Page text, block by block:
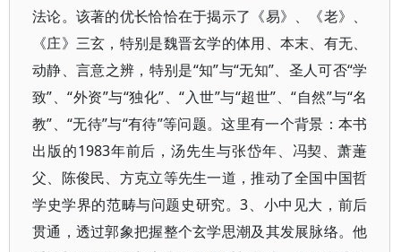
法论。该著的优长恰恰在于揭示了《易》、《老》、
《庄》三玄，特别是魏晋玄学的体用、本末、有无、
动静、言意之辨，特别是“知”与“无知”、圣人可否“学
致”、“外资”与“独化”、“入世”与“超世”、“自然”与“名
教”、“无待”与“有待”等问题。这里有一个背景：本书
出版的1983年前后，汤先生与张岱年、冯契、萧萐
父、陈俊民、方克立等先生一道，推动了全国中国哲
学史学界的范畴与问题史研究。3、小中见大，前后
贯通，透过郭象把握整个玄学思潮及其发展脉络。他